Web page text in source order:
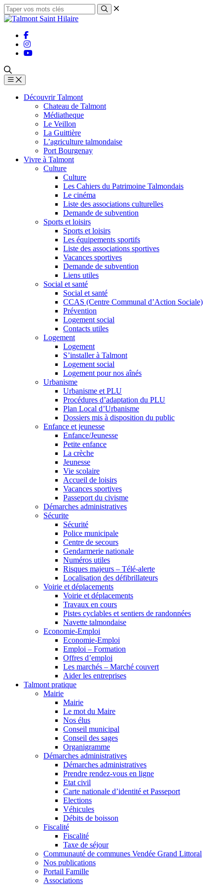
Découvrir Talmont
Chateau de Talmont
Médiatheque
Le Veillon
La Guittière
L’agriculture talmondaise
Port Bourgenay
Vivre à Talmont
Culture
Culture
Les Cahiers du Patrimoine Talmondais
Le cinéma
Liste des associations culturelles
Demande de subvention
Sports et loisirs
Sports et loisirs
Les équipements sportifs
Liste des associations sportives
Vacances sportives
Demande de subvention
Liens utiles
Social et santé
Social et santé
CCAS (Centre Communal d’Action Sociale)
Prévention
Logement social
Contacts utiles
Logement
Logement
S’installer à Talmont
Logement social
Logement pour nos aînés
Urbanisme
Urbanisme et PLU
Procédures d’adaptation du PLU
Plan Local d’Urbanisme
Dossiers mis à disposition du public
Enfance et jeunesse
Enfance/Jeunesse
Petite enfance
La crèche
Jeunesse
Vie scolaire
Accueil de loisirs
Vacances sportives
Passeport du civisme
Démarches administratives
Sécurite
Sécurité
Police municipale
Centre de secours
Gendarmerie nationale
Numéros utiles
Risques majeurs – Télé-alerte
Localisation des défibrillateurs
Voirie et déplacements
Voirie et déplacements
Travaux en cours
Pistes cyclables et sentiers de randonnées
Navette talmondaise
Economie-Emploi
Economie-Emploi
Emploi – Formation
Offres d’emploi
Les marchés – Marché couvert
Aider les entreprises
Talmont pratique
Mairie
Mairie
Le mot du Maire
Nos élus
Conseil municipal
Conseil des sages
Organigramme
Démarches administratives
Démarches administratives
Prendre rendez-vous en ligne
Etat civil
Carte nationale d’identité et Passeport
Elections
Véhicules
Débits de boisson
Fiscalité
Fiscalité
Taxe de séjour
Communauté de communes Vendée Grand Littoral
Nos publications
Portail Famille
Associations